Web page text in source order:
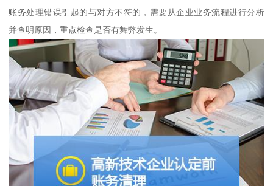
账务处理错误引起的与对方不符的，需要从企业业务流程进行分析
并查明原因，重点检查是否有舞弊发生。